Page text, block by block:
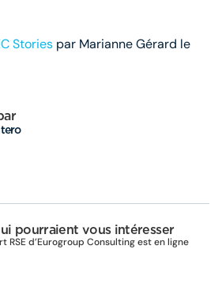
Stories par Marianne Gérard le
pourraient vous intéresser
RSE d’Eurogroup Consulting est en ligne